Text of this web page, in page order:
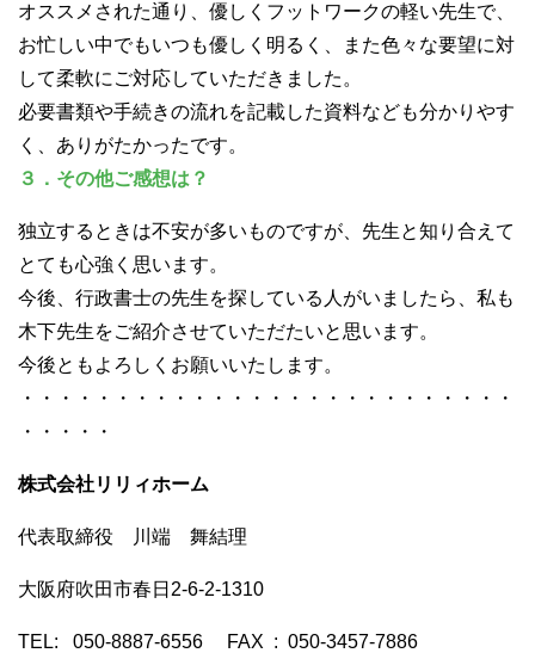
オススメされた通り、優しくフットワークの軽い先生で、
お忙しい中でもいつも優しく明るく、また色々な要望に対
して柔軟にご対応していただきました。
必要書類や手続きの流れを記載した資料なども分かりやす
く、ありがたかったです。
３．その他ご感想は？
独立するときは不安が多いものですが、先生と知り合えて
とても心強く思います。
今後、行政書士の先生を探している人がいましたら、私も
木下先生をご紹介させていただたいと思います。
今後ともよろしくお願いいたします。
・・・・・・・・・・・・・・・・・・・・・・・・・・
・・・・・
株式会社リリィホーム
代表取締役 川端 舞結理
大阪府吹田市春日2-6-2-1310
TEL: 050-8887-6556 FAX : 050-3457-7886